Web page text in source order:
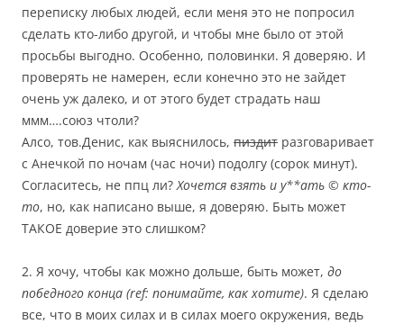
переписку любых людей, если меня это не попросил
сделать кто-либо другой, и чтобы мне было от этой
просьбы выгодно. Особенно, половинки. Я доверяю. И
проверять не намерен, если конечно это не зайдет
очень уж далеко, и от этого будет страдать наш
ммм….союз чтоли?
Алсо, тов.Денис, как выяснилось, пиздит разговаривает
с Анечкой по ночам (час ночи) подолгу (сорок минут).
Согласитесь, не ппц ли?Хочется взять и у**ать © кто-
то, но, как написано выше, я доверяю. Быть может
ТАКОЕ доверие это слишком?
2. Я хочу, чтобы как можно дольше, быть может, до
победного конца (ref: понимайте, как хотите). Я сделаю
все, что в моих силах и в силах моего окружения, ведь